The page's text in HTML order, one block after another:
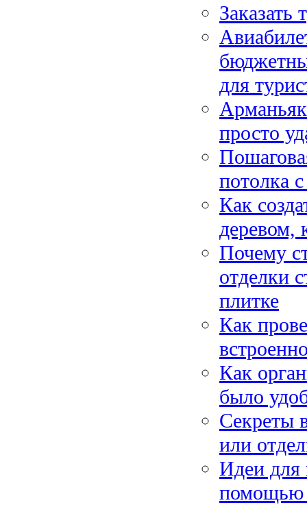
Заказать
для
просто
потолка
Как
деревом,
Почему
отделки
плитке
Как
Как
было
Секреты
или
Идеи для
помощью